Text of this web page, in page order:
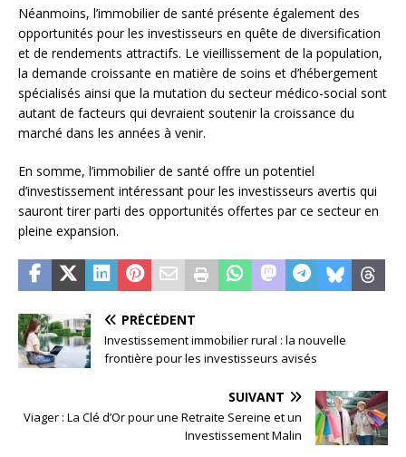
Néanmoins, l’immobilier de santé présente également des
opportunités pour les investisseurs en quête de diversification
et de rendements attractifs. Le vieillissement de la population,
la demande croissante en matière de soins et d’hébergement
spécialisés ainsi que la mutation du secteur médico-social sont
autant de facteurs qui devraient soutenir la croissance du
marché dans les années à venir.
En somme, l’immobilier de santé offre un potentiel
d’investissement intéressant pour les investisseurs avertis qui
sauront tirer parti des opportunités offertes par ce secteur en
pleine expansion.
PRÉCÉDENT
Investissement immobilier rural : la nouvelle
frontière pour les investisseurs avisés
SUIVANT
Viager : La Clé d’Or pour une Retraite Sereine et un
Investissement Malin